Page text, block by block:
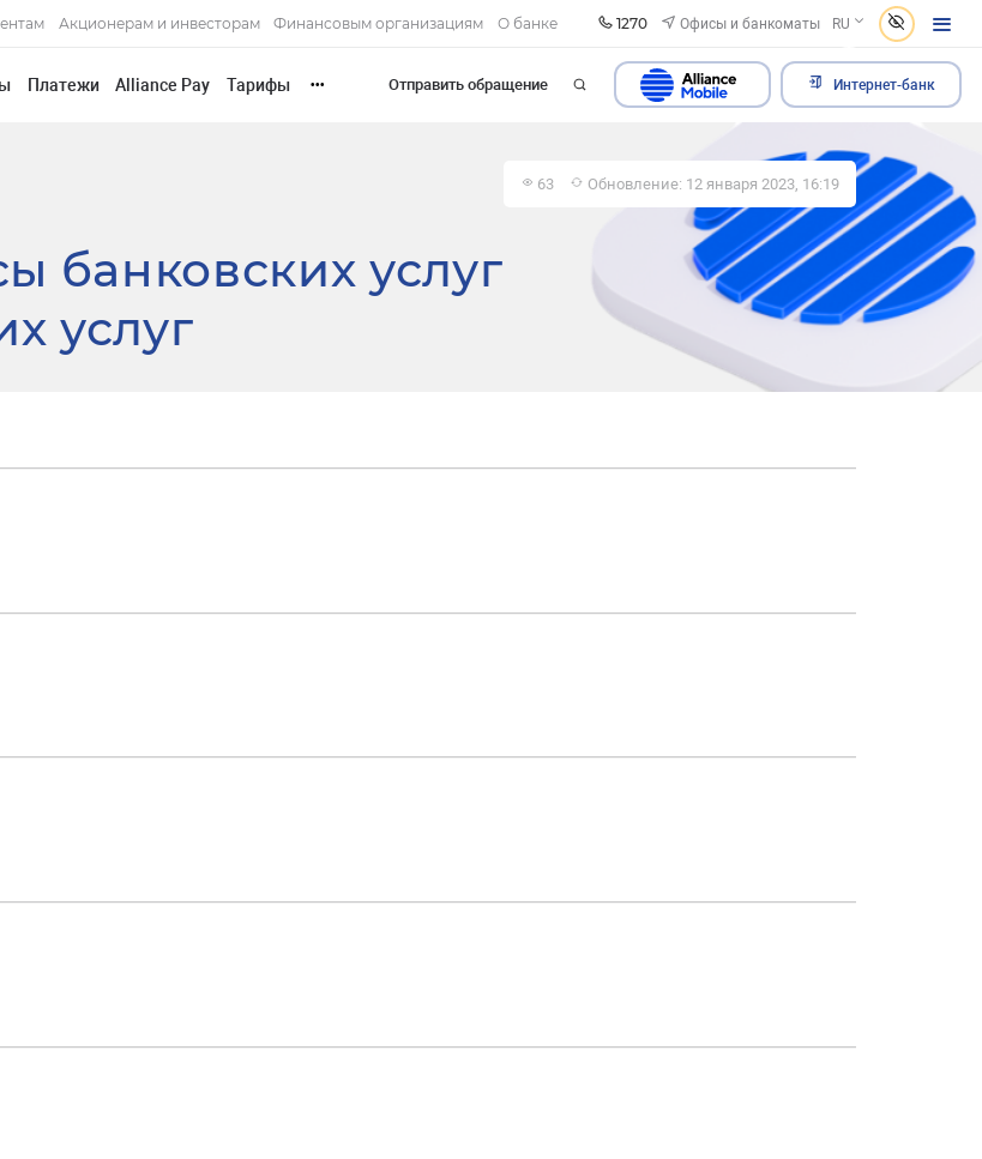
Акционерам и инвесторам Финансовым организациям О банке 1270 Офисы и банкоматы RU
Платежи Alliance Pay Тарифы ••• Отправить обращение Интернет-банк
63 Обновление: 12 января 2023, 16:19
банковских услуг
услуг